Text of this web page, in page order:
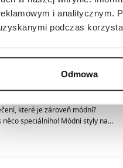
i analitycznym.
podczas
Odmowa
05/23/2023
– jak se obléci na
oblečení? Zajímá vás, jak
které je zároveň módní?
speciálního! Módní styly na